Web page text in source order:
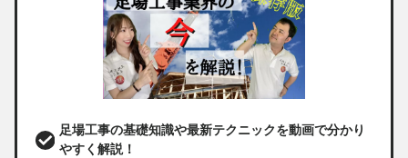
足場工事の基礎知識や最新テクニックを動画で分かり
やすく解説！